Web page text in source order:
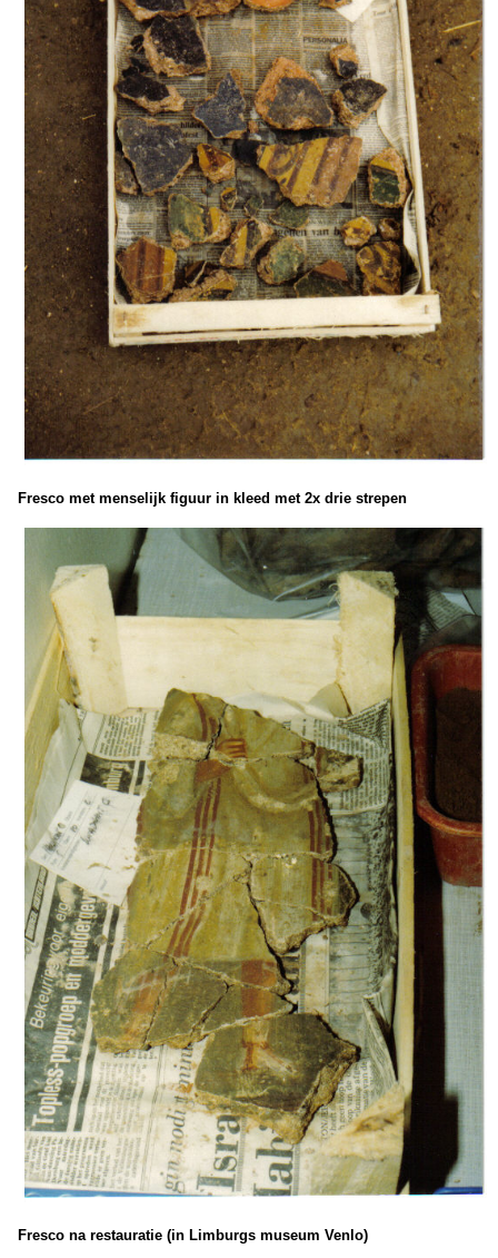
Fresco met menselijk figuur in kleed met 2x drie strepen
Fresco na restauratie (in Limburgs museum Venlo)